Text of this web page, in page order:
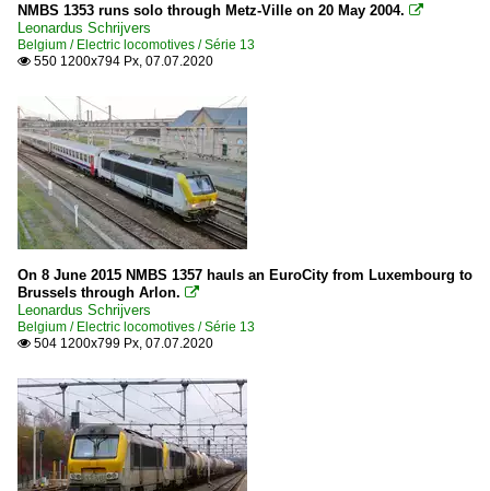
NMBS 1353 runs solo through Metz-Ville on 20 May 2004. 
Leonardus Schrijvers
Belgium / Electric locomotives / Série 13
 550 1200x794 Px, 07.07.2020
On 8 June 2015 NMBS 1357 hauls an EuroCity from Luxembourg to
Brussels through Arlon. 
Leonardus Schrijvers
Belgium / Electric locomotives / Série 13
 504 1200x799 Px, 07.07.2020